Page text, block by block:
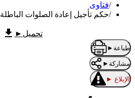
/فتاوى
/حكم تأجيل إعادة الصلوات الباطلة
تحميل ►
طباعة ►
مشاركة ►
الإبلاغ ►